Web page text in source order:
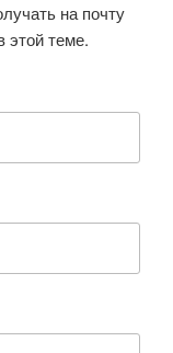
на почту
этой теме.